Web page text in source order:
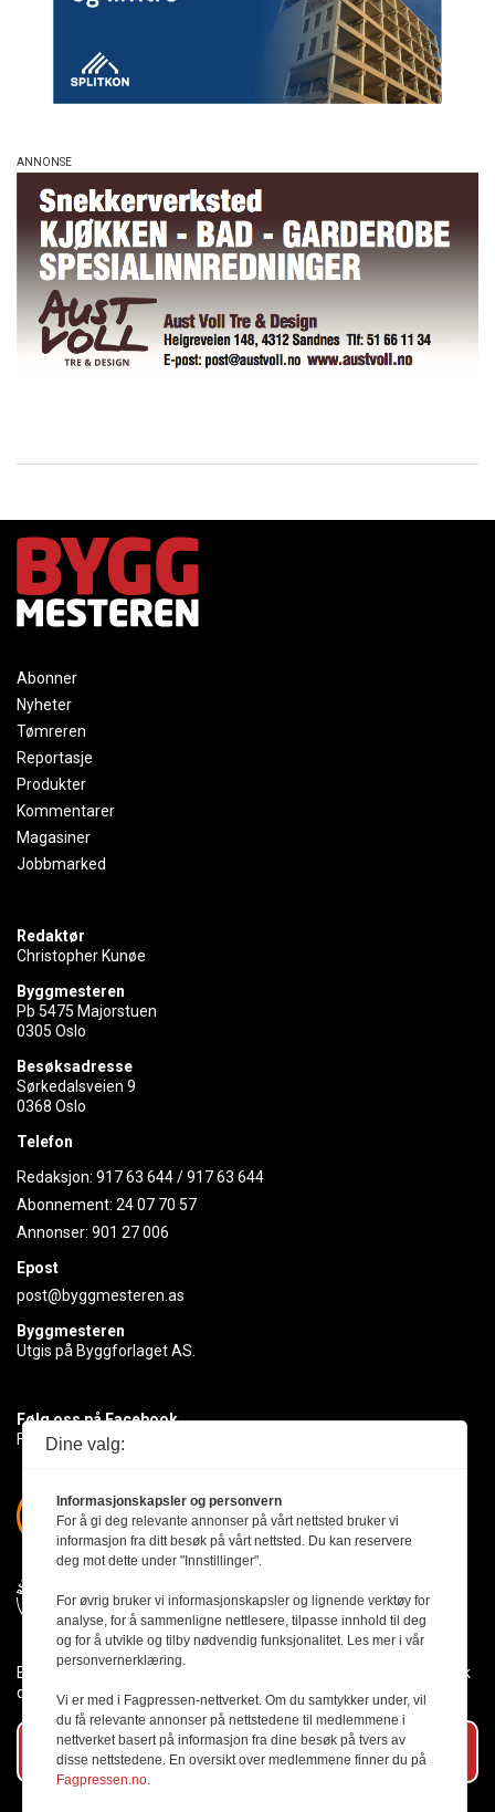
Abonner
Nyheter
Tømreren
Reportasje
Produkter
Kommentarer
Magasiner
Jobbmarked
Redaktør
Christopher Kunøe
Byggmesteren
Pb 5475 Majorstuen
0305 Oslo
Besøksadresse
Sørkedalsveien 9
0368 Oslo
Telefon
Redaksjon: 917 63 644/917 63 644
Abonnement: 24 07 70 57
Annonser: 901 27 006
Epost
post@byggmesteren.as
Byggmesteren
Utgis på Byggforlaget AS.
Følg oss på Facebook
Få med deg det siste innen byggebransjen
Byggmesteren følger Vær Varsom-plakaten og presseetikken slik
den er nedfelt i Redaktørplakaten.
Abonner på vårt nyhetsbrev
Dine valg:
Informasjonskapsler og personvern
For å gi deg relevante annonser på vårt nettsted bruker vi
informasjon fra ditt besøk på vårt nettsted. Du kan reservere
deg mot dette under "Innstillinger".
For øvrig bruker vi informasjonskapsler og lignende verktøy for
analyse, for å sammenligne nettlesere, tilpasse innhold til deg
og for å utvikle og tilby nødvendig funksjonalitet. Les mer i vår
personvernerklæring.
Vi er med i Fagpressen-nettverket. Om du samtykker under, vil
du få relevante annonser på nettstedene til medlemmene i
nettverket basert på informasjon fra dine besøk på tvers av
disse nettstedene. En oversikt over medlemmene finner du på
Fagpressen.no.